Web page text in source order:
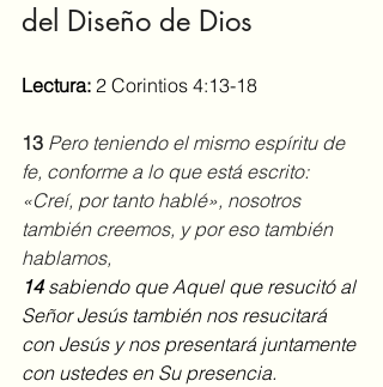
del Diseño de Dios
Lectura: 2 Corintios 4:13-18
13 Pero teniendo el mismo espíritu de
fe, conforme a lo que está escrito:
«Creí, por tanto hablé», nosotros
también creemos, y por eso también
hablamos,
14 sabiendo que Aquel que resucitó al
Señor Jesús también nos resucitará
con Jesús y nos presentará juntamente
con ustedes en Su presencia.